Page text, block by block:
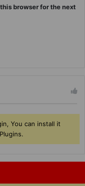
browser for the next
You can install it